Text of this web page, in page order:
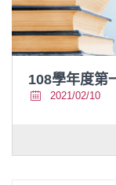
108學年度第
2021/02/10